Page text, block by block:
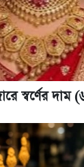
স্বর্ণের দাম